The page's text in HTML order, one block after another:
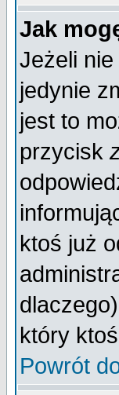
Jak
Jeżeli
jedynie
jest to
przycisk
ktoś już
który
Powrót